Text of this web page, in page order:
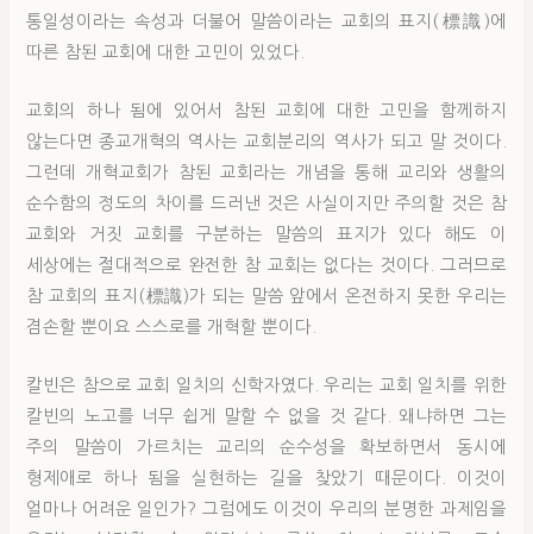
통일성이라는 속성과 더불어 말씀이라는 교회의 표지(標識)에
따른 참된 교회에 대한 고민이 있었다.
교회의 하나 됨에 있어서 참된 교회에 대한 고민을 함께하지
않는다면 종교개혁의 역사는 교회분리의 역사가 되고 말 것이다.
그런데 개혁교회가 참된 교회라는 개념을 통해 교리와 생활의
순수함의 정도의 차이를 드러낸 것은 사실이지만 주의할 것은 참
교회와 거짓 교회를 구분하는 말씀의 표지가 있다 해도 이
세상에는 절대적으로 완전한 참 교회는 없다는 것이다. 그러므로
참 교회의 표지(標識)가 되는 말씀 앞에서 온전하지 못한 우리는
겸손할 뿐이요 스스로를 개혁할 뿐이다.
칼빈은 참으로 교회 일치의 신학자였다. 우리는 교회 일치를 위한
칼빈의 노고를 너무 쉽게 말할 수 없을 것 같다. 왜냐하면 그는
주의 말씀이 가르치는 교리의 순수성을 확보하면서 동시에
형제애로 하나 됨을 실현하는 길을 찾았기 때문이다. 이것이
얼마나 어려운 일인가? 그럼에도 이것이 우리의 분명한 과제임을